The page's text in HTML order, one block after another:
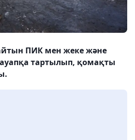
ПИК мен жеке және
тартылып, қомақты